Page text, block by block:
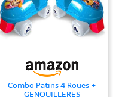
Combo Patins 4 Roues +
GENOUILLERES